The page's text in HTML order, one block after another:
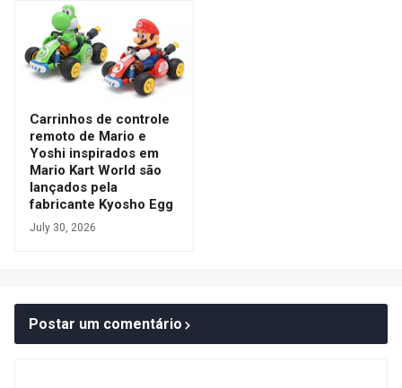
Carrinhos de controle
remoto de Mario e
Yoshi inspirados em
Mario Kart World são
lançados pela
fabricante Kyosho Egg
July 30, 2026
Postar um comentário